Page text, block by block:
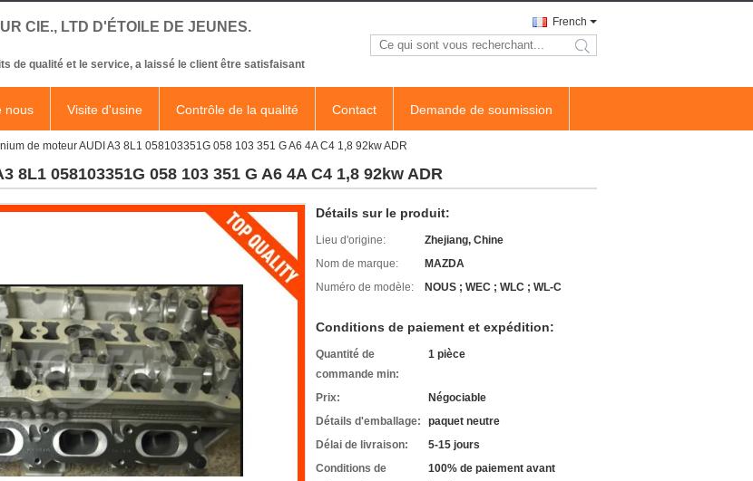
CIE., LTD D'ÉTOILE DE JEUNES.
de qualité et le service, a laissé le client être satisfaisant
French
search
nous Visite d'usine Contrôle de la qualité Contact Demande de soumission
de moteur AUDI A3 8L1 058103351G 058 103 351 G A6 4A C4 1,8 92kw ADR
058103351G 058 103 351 G A6 4A C4 1,8 92kw ADR
Détails sur le produit:
Lieu d'origine:
Zhejiang, Chine
Nom de marque:
MAZDA
Numéro de modèle:
NOUS ; WEC ; WLC ; WL-C
Conditions de paiement et expédition:
Quantité de
commande min:
1 pièce
Prix:
Négociable
Détails d'emballage:
paquet neutre
Délai de livraison:
5-15 jours
Conditions de
100% de paiement avant